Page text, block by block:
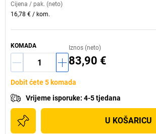
Cijena / pak. (neto)
16,78 € / kom.
KOMADA Iznos (neto)
83,90 €
Dobit ćete 5 komada
Vrijeme isporuke: 4-5 tjedana
U KOŠARICU